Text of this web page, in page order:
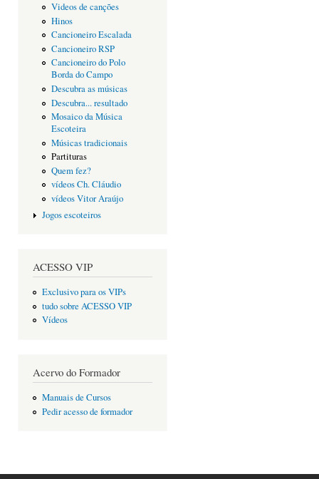
Videos de canções
Hinos
Cancioneiro Escalada
Cancioneiro RSP
Cancioneiro do Polo
Borda do Campo
Descubra as músicas
Descubra... resultado
Mosaico da Música
Escoteira
Músicas tradicionais
Partituras
Quem fez?
vídeos Ch. Cláudio
vídeos Vitor Araújo
Jogos escoteiros
ACESSO VIP
Exclusivo para os VIPs
tudo sobre ACESSO VIP
Vídeos
Acervo do Formador
Manuais de Cursos
Pedir acesso de formador